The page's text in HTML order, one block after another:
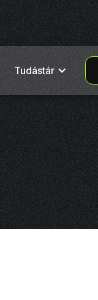
Tudástár